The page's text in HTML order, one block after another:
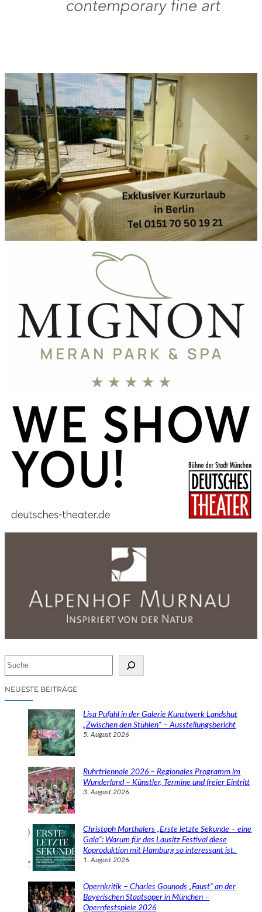
cNEUESTE BEITRÄGE
Lisa Pufahl in der Galerie Kunstwerk Landshut
„Zwischen den Stühlen“ – Ausstellungsbericht
5. August 2026
Ruhrtriennale 2026 – Regionales Programm im
Wunderland – Künstler, Termine und freier Eintritt
3. August 2026
Christoph Marthalers „Erste letzte Sekunde – eine
Gala“: Warum für das Lausitz Festival diese
Koproduktion mit Hamburg so interessant ist.
1. August 2026
Opernkritik – Charles Gounods „Faust“ an der
Bayerischen Staatsoper in München –
Opernfestspiele 2026